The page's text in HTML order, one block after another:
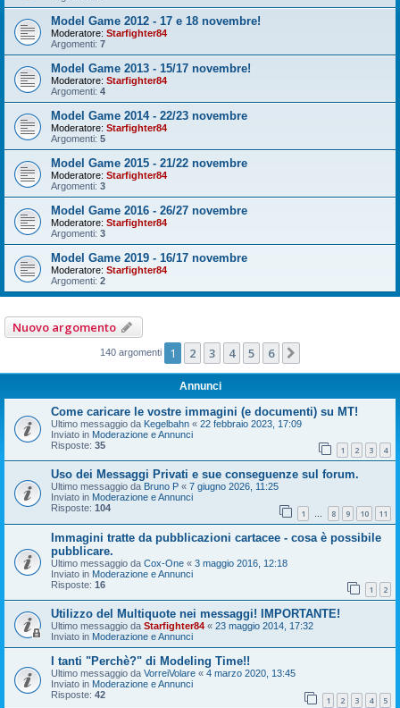
Model Game 2012 - 17 e 18 novembre!
Moderatore: Starfighter84
Argomenti: 7
Model Game 2013 - 15/17 novembre!
Moderatore: Starfighter84
Argomenti: 4
Model Game 2014 - 22/23 novembre
Moderatore: Starfighter84
Argomenti: 5
Model Game 2015 - 21/22 novembre
Moderatore: Starfighter84
Argomenti: 3
Model Game 2016 - 26/27 novembre
Moderatore: Starfighter84
Argomenti: 3
Model Game 2019 - 16/17 novembre
Moderatore: Starfighter84
Argomenti: 2
Nuovo argomento
140 argomenti 1 2 3 4 5 6
Annunci
Come caricare le vostre immagini (e documenti) su MT!
Ultimo messaggio da Kegelbahn « 22 febbraio 2023, 17:09
Inviato in Moderazione e Annunci
Risposte: 35 1 2 3 4
Uso dei Messaggi Privati e sue conseguenze sul forum.
Ultimo messaggio da Bruno P « 7 giugno 2026, 11:25
Inviato in Moderazione e Annunci
Risposte: 104 1 … 8 9 10 11
Immagini tratte da pubblicazioni cartacee - cosa è possibile
pubblicare.
Ultimo messaggio da Cox-One « 3 maggio 2016, 12:18
Inviato in Moderazione e Annunci
Risposte: 16 1 2
Utilizzo del Multiquote nei messaggi! IMPORTANTE!
Ultimo messaggio da Starfighter84 « 23 maggio 2014, 17:32
Inviato in Moderazione e Annunci
I tanti "Perchè?" di Modeling Time!!
Ultimo messaggio da VorreiVolare « 4 marzo 2020, 13:45
Inviato in Moderazione e Annunci
Risposte: 42 1 2 3 4 5